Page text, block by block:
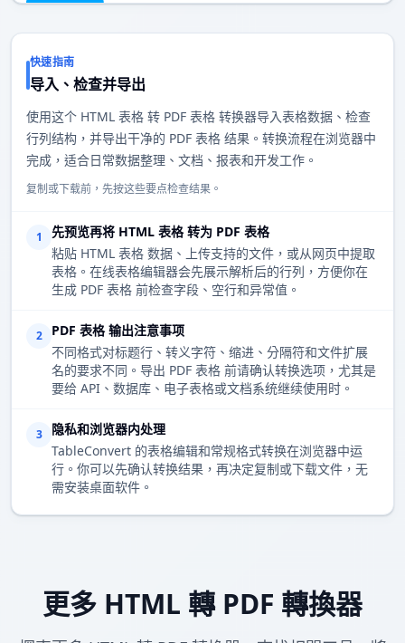
快速指南
导入、检查并导出
使用这个 HTML 表格 转 PDF 表格 转换器导入表格数据、检查
行列结构，并导出干净的 PDF 表格 结果。转换流程在浏览器中
完成，适合日常数据整理、文档、报表和开发工作。
复制或下载前，先按这些要点检查结果。
1
先预览再将 HTML 表格 转为 PDF 表格
粘贴 HTML 表格 数据、上传支持的文件，或从网页中提取
表格。在线表格编辑器会先展示解析后的行列，方便你在
生成 PDF 表格 前检查字段、空行和异常值。
2
PDF 表格 输出注意事项
不同格式对标题行、转义字符、缩进、分隔符和文件扩展
名的要求不同。导出 PDF 表格 前请确认转换选项，尤其是
要给 API、数据库、电子表格或文档系统继续使用时。
3
隐私和浏览器内处理
TableConvert 的表格编辑和常规格式转换在浏览器中运
行。你可以先确认转换结果，再决定复制或下载文件，无
需安装桌面软件。
更多 HTML 轉 PDF 轉換器